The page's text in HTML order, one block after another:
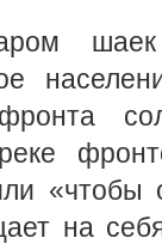
«чтобы
на